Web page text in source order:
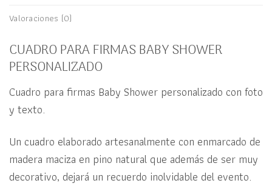
Valoraciones (0)
CUADRO PARA FIRMAS BABY SHOWER
PERSONALIZADO
Cuadro para firmas Baby Shower personalizado con foto
y texto.
Un cuadro elaborado artesanalmente con enmarcado de
madera maciza en pino natural que además de ser muy
decorativo, dejará un recuerdo inolvidable del evento.